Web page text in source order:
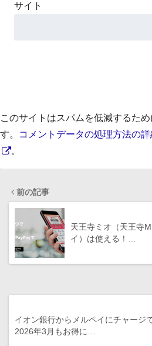
サイト
このサイトはスパムを低減するた
す。
コメントデータの処理方法の
。
前の記事
天王寺ミオ（天王寺
イ）は使える！…
イオン銀行からメルペイにチャージ
2026年3月もお得に…